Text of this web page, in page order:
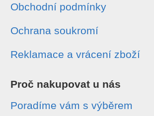
Obchodní podmínky
Ochrana soukromí
Reklamace a vrácení zboží
Proč nakupovat u nás
Poradíme vám s výběrem